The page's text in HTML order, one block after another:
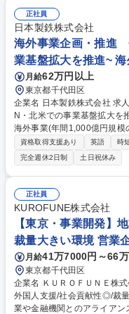
きます。 ■海外市場向けマン
パートナーとのリレーション
ズに基づく作品選定・企画提
占等）の調整 募集職種 【海外ライセンス担当】日本の漫画を海外展開す
るための企画・交渉業務
正社員
日本製鉄株式会社
海外事業企画・推進
業基盤拡大を推進~
月給62万円以上
東京都千代田区
企業名 日本製鉄株式会社 求人名 海外事業企画・推進 ～インド・ASEA
N・北米での事業基盤拡大を推進～ 仕事の内容 当社は近年急
海外事業(年間1,000億円規模
点地域でさらに推進。鉄源
まで現地密着型のダイナミックなビジネス
業企画:■鉄源一貫事業などの
管事業の拡張に向けた企画
能性有 (2)事業推進・運営:■
おけるパートナー企業との折
EAN、北米、欧州、中東の
や語学力を活かし事業の現地化に貢献 募集職種 海外事
ンド・ASEAN・北米での事
資格取得支援あり 英語 時
完全週休2日制
土日祝休み
正社員
KUROFUNE株式会社
【東京・事業開発】
裁量大きい環境 営業
月給41万7000円～66
東京都千代田区
企業名 ＫＵＲＯＦＵＮＥ株式会社 求人名 【東京・事業開発
外国人支援/社会貢献性◎/裁量大きい環境 仕事の内
業や金融機関とのアライア